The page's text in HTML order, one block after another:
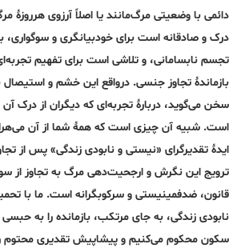
دائمی با وضعیتی مرگ‌مانند یا اصلاً آرزوی هرروزۀ
درک و صادقانه است برای خودبیانگری و سوگواری،
تجسم نابسامانی، و تلاشی است برای تفهیم
بازماندۀ تجاوز جنسی. در‌واقع این خشم و استیصال
سخن می‌گوید، دربارۀ تجربه‌ای که دیگران از درک
است. شبیه آن چیزی است که همۀ شما از آن
ایدۀ تقدیرگرای «نیستی و نابودی زندگی» پس از
ترویج این نگرش و ارجحیت‌دهی مرگ به تجاوز از
قانون، ضدفمینیستی و سرکوبگرانه است. ما با
نابودی زندگی، به جای مرتکب، بازمانده را به حبسی
سکون محکوم می‌کنیم و پیشاپیش تقدیری محتوم